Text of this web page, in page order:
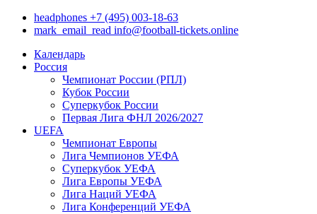
headphones +7 (495) 003-18-63
mark_email_read info@football-tickets.online
Календарь
Россия
Чемпионат России (РПЛ)
Кубок России
Суперкубок России
Первая Лига ФНЛ 2026/2027
UEFA
Чемпионат Европы
Лига Чемпионов УЕФА
Суперкубок УЕФА
Лига Европы УЕФА
Лига Наций УЕФА
Лига Конференций УЕФА